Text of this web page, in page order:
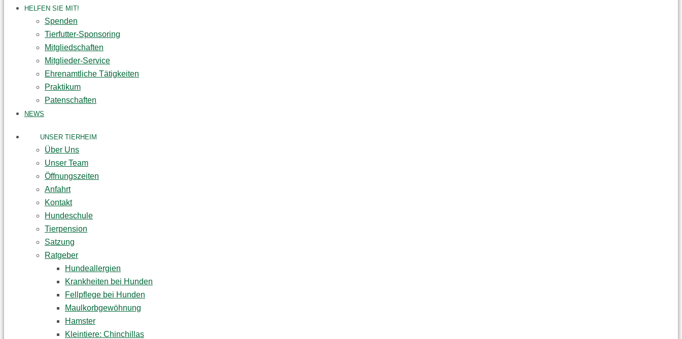
HELFEN SIE MIT!
Spenden
Tierfutter-Sponsoring
Mitgliedschaften
Mitglieder-Service
Ehrenamtliche Tätigkeiten
Praktikum
Patenschaften
NEWS
UNSER TIERHEIM
Über Uns
Unser Team
Öffnungszeiten
Anfahrt
Kontakt
Hundeschule
Tierpension
Satzung
Ratgeber
Hundeallergien
Krankheiten bei Hunden
Fellpflege bei Hunden
Maulkorbgewöhnung
Hamster
Kleintiere: Chinchillas